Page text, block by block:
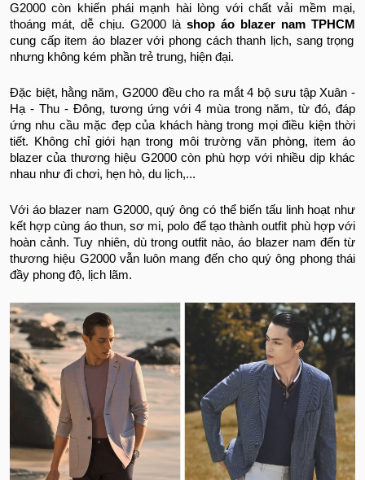
G2000 còn khiến phái mạnh hài lòng với chất vải mềm mại,
thoáng mát, dễ chịu. G2000 là shop áo blazer nam TPHCM
cung cấp item áo blazer với phong cách thanh lịch, sang trọng
nhưng không kém phần trẻ trung, hiện đại.
Đặc biệt, hằng năm, G2000 đều cho ra mắt 4 bộ sưu tập Xuân -
Hạ - Thu - Đông, tương ứng với 4 mùa trong năm, từ đó, đáp
ứng nhu cầu mặc đẹp của khách hàng trong mọi điều kiện thời
tiết. Không chỉ giới hạn trong môi trường văn phòng, item áo
blazer của thương hiệu G2000 còn phù hợp với nhiều dịp khác
nhau như đi chơi, hẹn hò, du lịch,...
Với áo blazer nam G2000, quý ông có thể biến tấu linh hoạt như
kết hợp cùng áo thun, sơ mi, polo để tạo thành outfit phù hợp với
hoàn cảnh. Tuy nhiên, dù trong outfit nào, áo blazer nam đến từ
thương hiệu G2000 vẫn luôn mang đến cho quý ông phong thái
đầy phong độ, lịch lãm.